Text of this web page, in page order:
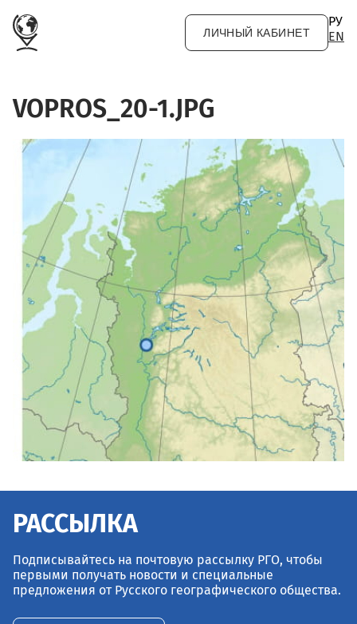
ЛИЧНЫЙ КАБИНЕТ
РУ
EN
VOPROS_20-1.JPG
РАССЫЛКА
Подписывайтесь на почтовую рассылку РГО, чтобы
первыми получать новости и специальные
предложения от Русского географического общества.